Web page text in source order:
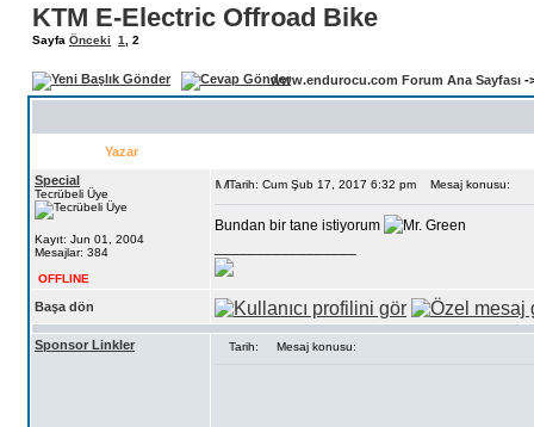
KTM E-Electric Offroad Bike
Sayfa Önceki 1 2
www.endurocu.com Forum Ana Sayfası -
Yazar
Special
Tecrübeli Üye
Kayıt: Jun 01, 2004
Mesajlar: 384
OFFLINE
Tarih: Cum Şub 17, 2017 6:32 pm Mesaj konusu:
Bundan bir tane istiyorum
Başa dön
Sponsor Linkler Tarih: Mesaj konusu: